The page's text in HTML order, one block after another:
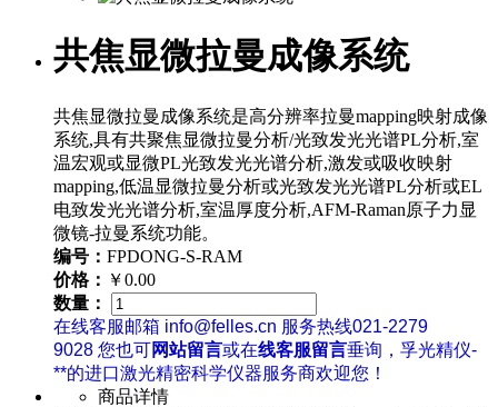
共焦显微拉曼成像系统
共焦显微拉曼成像系统是高分辨率拉曼mapping映射成像
系统,具有共聚焦显微拉曼分析/光致发光光谱PL分析,室
温宏观或显微PL光致发光光谱分析,激发或吸收映射
mapping,低温显微拉曼分析或光致发光光谱PL分析或EL
电致发光光谱分析,室温厚度分析,AFM-Raman原子力显
微镜-拉曼系统功能。
编号： FPDONG-S-RAM
价格： ￥0.00
数量：
在线客服邮箱 info@felles.cn 服务热线021-2279
9028 您也可网站留言或在线客服留言垂询，孚光精仪-
**的进口激光精密科学仪器服务商欢迎您！
商品详情